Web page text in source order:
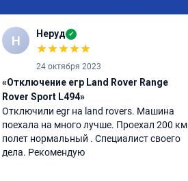
Н Неруд ✓
★★★★★
24 октября 2023
«Отключение егр Land Rover Range
Rover Sport L494»
Отключили egr на land rovers. Машина
поехала на много лучше. Проехал 200 км
полет нормальный . Специалист своего
дела. Рекомендую